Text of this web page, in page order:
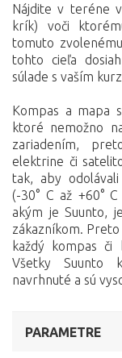
Nájdite v teréne
krík) voči
tomuto
tohto cieľa
súlade s vaším
Kompas a mapa
ktoré nemožno
zariadením,
elektrine či
tak, aby
(-30° C až +60°
akým je Suunto,
zákazníkom.
každý kompas či
Všetky Suunto
navrhnuté a sú
PARAMETRE